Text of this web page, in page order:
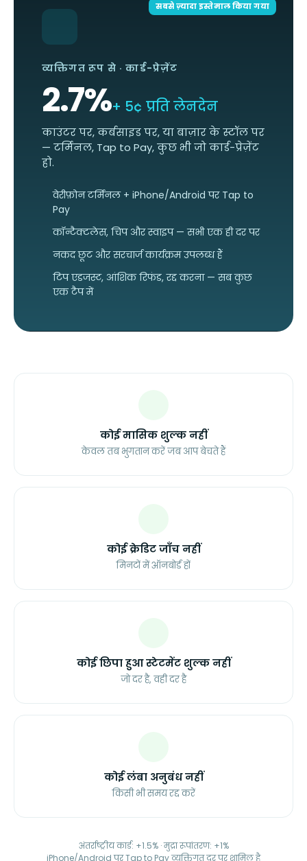
सबसे ज़्यादा इस्तेमाल किया गया
व्यक्तिगत रूप से · कार्ड-प्रेज़ेंट
2.7%+ 5¢ प्रति लेनदेन
काउंटर पर, कर्बसाइड पर, या बाज़ार के स्टॉल पर
— टर्मिनल, Tap to Pay, कुछ भी जो कार्ड-प्रेज़ेंट
हो.
वेरीफ़ोन टर्मिनल + iPhone/Android पर Tap to
Pay
कॉन्टैक्टलेस, चिप और स्वाइप — सभी एक ही दर पर
नकद छूट और सरचार्ज कार्यक्रम उपलब्ध हैं
टिप एडजस्ट, आंशिक रिफंड, रद्द करना — सब कुछ
एक टैप में
कोई मासिक शुल्क नहीं
केवल तब भुगतान करें जब आप बेचते हैं
कोई क्रेडिट जाँच नहीं
मिनटों में ऑनबोर्ड हों
कोई छिपा हुआ स्टेटमेंट शुल्क नहीं
जो दर है, वही दर है
कोई लंबा अनुबंध नहीं
किसी भी समय रद्द करें
अंतर्राष्ट्रीय कार्ड: +1.5% · मुद्रा रूपांतरण: +1%
iPhone/Android पर Tap to Pay व्यक्तिगत दर पर शामिल है